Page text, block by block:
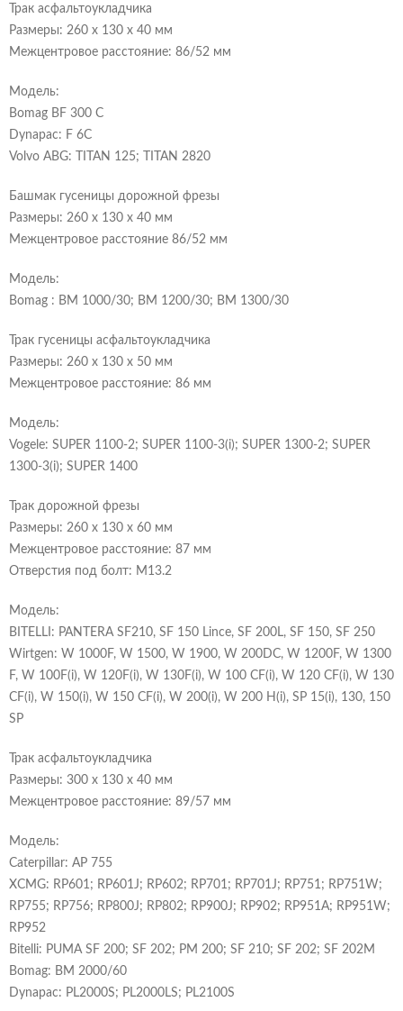
Трак асфальтоукладчика
Размеры: 260 x 130 x 40 мм
Межцентровое расстояние: 86/52 мм
Модель:
Bomag BF 300 C
Dynapac: F 6C
Volvo ABG: TITAN 125; TITAN 2820
Башмак гусеницы дорожной фрезы
Размеры: 260 x 130 x 40 мм
Межцентровое расстояние 86/52 мм
Модель:
Bomag : BM 1000/30; BM 1200/30; BM 1300/30
Трак гусеницы асфальтоукладчика
Размеры: 260 x 130 x 50 мм
Межцентровое расстояние: 86 мм
Модель:
Vogele: SUPER 1100-2; SUPER 1100-3(i); SUPER 1300-2; SUPER
1300-3(i); SUPER 1400
Трак дорожной фрезы
Размеры: 260 x 130 x 60 мм
Межцентровое расстояние: 87 мм
Отверстия под болт: М13.2
Модель:
BITELLI: PANTERA SF210, SF 150 Lince, SF 200L, SF 150, SF 250
Wirtgen: W 1000F, W 1500, W 1900, W 200DC, W 1200F, W 1300
F, W 100F(i), W 120F(i), W 130F(i), W 100 CF(i), W 120 CF(i), W 130
CF(i), W 150(i), W 150 CF(i), W 200(i), W 200 H(i), SP 15(i), 130, 150
SP
Трак асфальтоукладчика
Размеры: 300 x 130 x 40 мм
Межцентровое расстояние: 89/57 мм
Модель:
Caterpillar: AP 755
XCMG: RP601; RP601J; RP602; RP701; RP701J; RP751; RP751W;
RP755; RP756; RP800J; RP802; RP900J; RP902; RP951A; RP951W;
RP952
Bitelli: PUMA SF 200; SF 202; PM 200; SF 210; SF 202; SF 202M
Bomag: BM 2000/60
Dynapac: PL2000S; PL2000LS; PL2100S